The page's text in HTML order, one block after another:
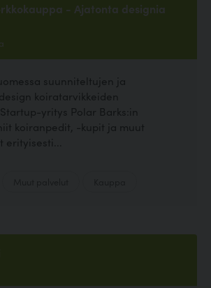
- Ajatonta designia
suunniteltujen ja
koiratarvikkeiden
yritys Polar Barks:in
koiranpedit, -kupit ja muut